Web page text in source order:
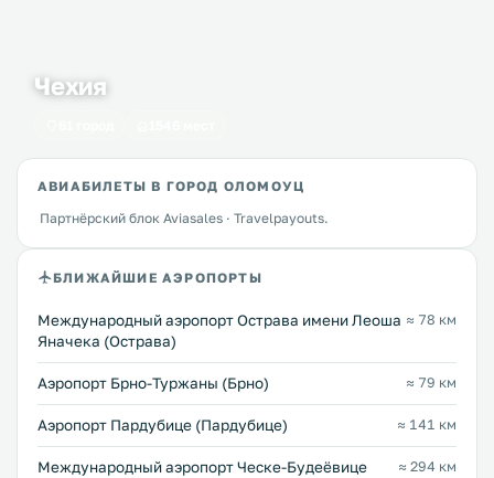
Чехия
АВИАБИЛЕТЫ В ГОРОД ОЛОМОУЦ
Партнёрский блок Aviasales · Travelpayouts.
БЛИЖАЙШИЕ АЭРОПОРТЫ
Международный аэропорт Острава имени Леоша
Яначека (Острава)
≈ 78 км
Аэропорт Брно-Туржаны (Брно) ≈ 79 км
Аэропорт Пардубице (Пардубице) ≈ 141 км
Международный аэропорт Ческе-Будеёвице
≈ 294 км